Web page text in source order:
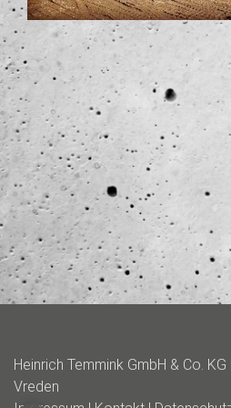
Heinrich Temmink GmbH & Co.
Vreden